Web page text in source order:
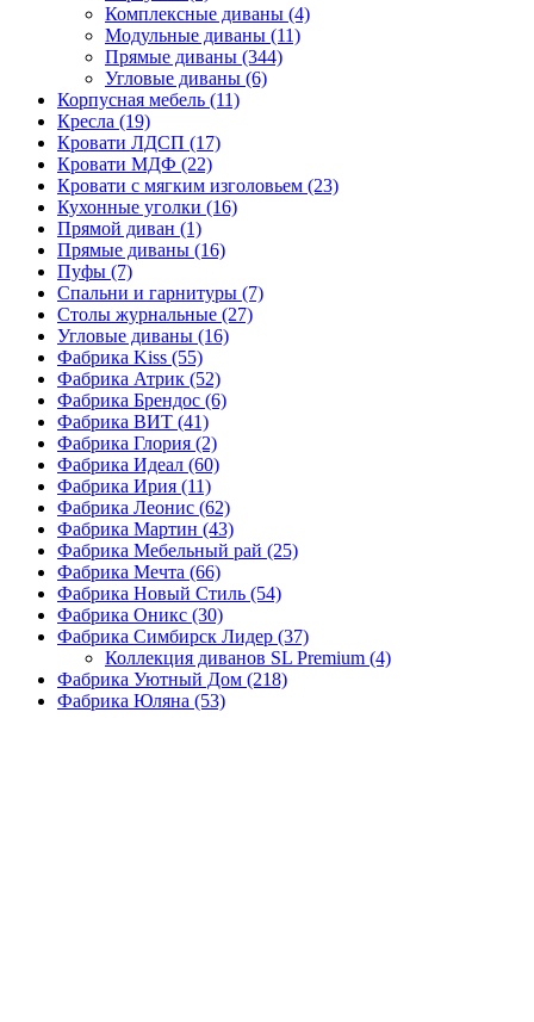
Комплексные диваны (4)
Модульные диваны (11)
Прямые диваны (344)
Угловые диваны (6)
Корпусная мебель (11)
Кресла (19)
Кровати ЛДСП (17)
Кровати МДФ (22)
Кровати с мягким изголовьем (23)
Кухонные уголки (16)
Прямой диван (1)
Прямые диваны (16)
Пуфы (7)
Спальни и гарнитуры (7)
Столы журнальные (27)
Угловые диваны (16)
Фабрика Kiss (55)
Фабрика Атрик (52)
Фабрика Брендос (6)
Фабрика ВИТ (41)
Фабрика Глория (2)
Фабрика Идеал (60)
Фабрика Ирия (11)
Фабрика Леонис (62)
Фабрика Мартин (43)
Фабрика Мебельный рай (25)
Фабрика Мечта (66)
Фабрика Новый Стиль (54)
Фабрика Оникс (30)
Фабрика Симбирск Лидер (37)
Коллекция диванов SL Premium (4)
Фабрика Уютный Дом (218)
Фабрика Юляна (53)